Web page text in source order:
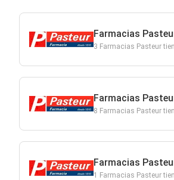
Farmacias
3 Farmacias Pasteur
Farmacias
8 Farmacias Pasteur
Farmacias
1 Farmacias Pasteur